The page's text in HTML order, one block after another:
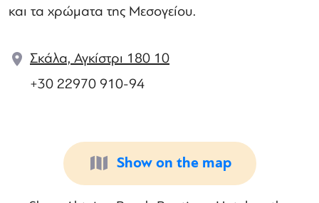
και τα χρώματα της Μεσογείου.
Σκάλα, Αγκίστρι 180 10
+30 22970 910-94
Show on the map